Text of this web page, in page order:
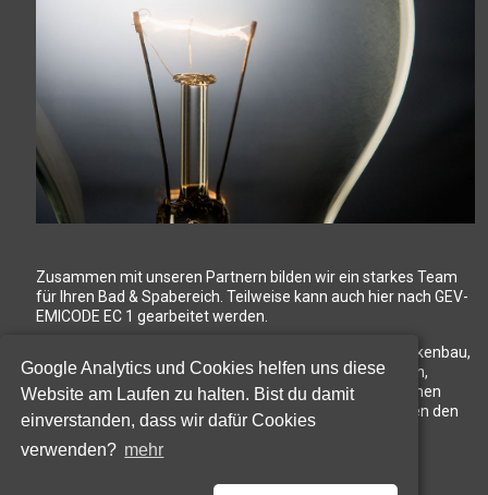
Google Analytics und Cookies helfen uns diese
Website am Laufen zu halten. Bist du damit
einverstanden, dass wir dafür Cookies
verwenden? mehr
Zusammen mit unseren Partnern bilden wir ein starkes Team
für Ihren Bad & Spabereich. Teilweise kann auch hier nach GEV-
EMICODE EC 1 gearbeitet werden.
Egal ob Elektroinstallationen, Sanitärinstallationen, Trockenbau,
Maurerarbeiten, Verputzarbeiten, Parkett, Malerarbeiten,
Edelstahlschlosser, Einbau von Saunen und Infrarotkabinen
oder Schimmelbeseitigung - wir haben für jedes Anliegen den
richtigen Partner...